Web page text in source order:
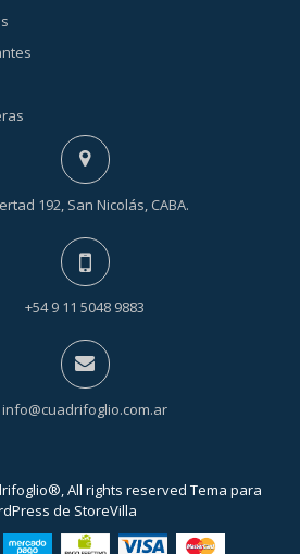
192, San Nicolás, CABA.
+54 9 11 5048 9883
info@cuadrifoglio.com.ar
All rights reserved Tema para
de StoreVilla